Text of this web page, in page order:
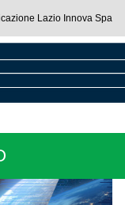
Lazio Innova Spa